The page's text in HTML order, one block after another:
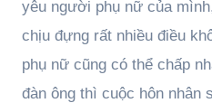
yêu người phụ nữ của
chịu đựng rất nhiều điều
phụ nữ cũng có thể chấp
đàn ông thì cuộc hôn nhân